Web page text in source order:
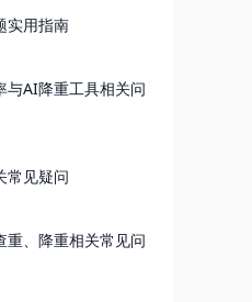
实用指南
与AI降重工具相关问
常见疑问
重、降重相关常见问